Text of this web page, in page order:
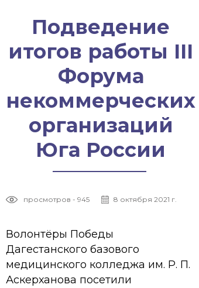
Подведение
итогов работы III
Форума
некоммерческих
организаций
Юга России
просмотров - 945 8 октября 2021 г.
Волонтёры Победы
Дагестанского базового
медицинского колледжа им. Р. П.
Аскерханова посетили